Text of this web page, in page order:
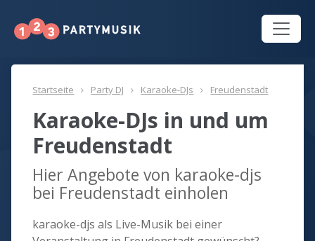
Startseite Party DJ Karaoke-DJs Freudenstadt
Karaoke-DJs in und um
Freudenstadt
Hier Angebote von karaoke-djs
bei Freudenstadt einholen
karaoke-djs als Live-Musik bei einer